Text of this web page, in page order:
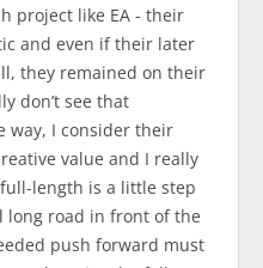
project like EA - their
and even if their later
they remained on their
don’t see that
way, I consider their
value and I really
length is a little step
long road in front of the
push forward must